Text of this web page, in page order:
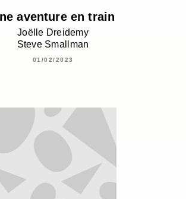
aventure en train
Joëlle Dreidemy
Steve Smallman
01/02/2023